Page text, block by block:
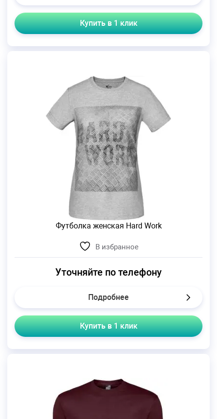
Купить в 1 клик
Футболка женская Hard Work
В избранное
Уточняйте по телефону
Подробнее
Купить в 1 клик